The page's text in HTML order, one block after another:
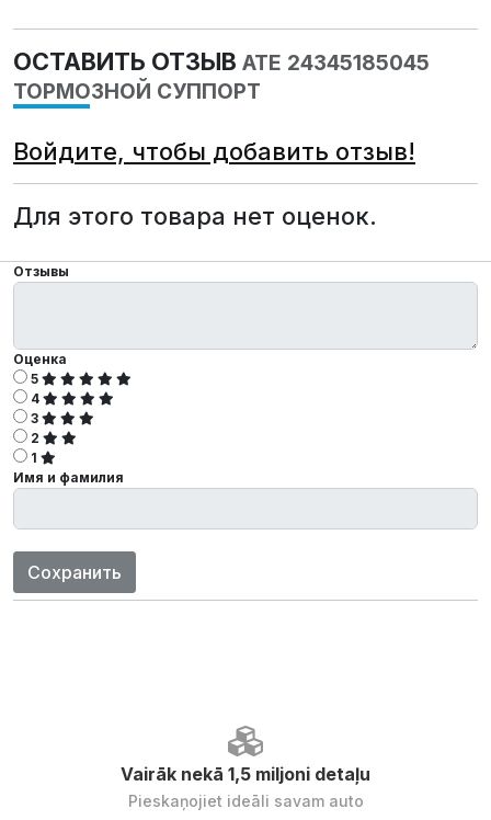
ОСТАВИТЬ ОТЗЫВ ATE 24345185045
ТОРМОЗНОЙ СУППОРТ
Войдите, чтобы добавить отзыв!
Для этого товара нет оценок.
Отзывы
Оценка
5
4
3
2
1
Имя и фамилия
Сохранить
Vairāk nekā 1,5 miljoni detaļu
Pieskaņojiet ideāli savam auto